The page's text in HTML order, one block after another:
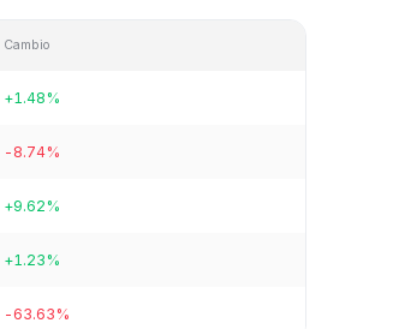
Cambio
+1.48%
-8.74%
+9.62%
+1.23%
-63.63%